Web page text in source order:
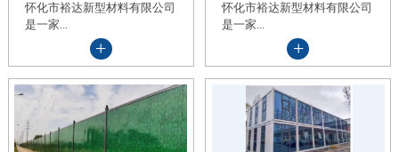
怀化市裕达新型材料有限公司
是一家...
+
怀化市裕达新型材料有限公司
是一家...
+